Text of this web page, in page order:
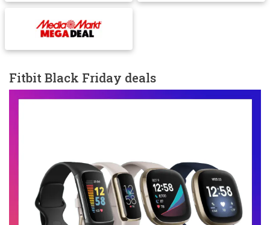
Fitbit Black Friday deals